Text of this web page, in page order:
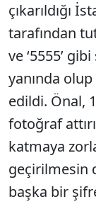
çıkarıldığı
tarafından
ve ‘5555’
yanında
edildi. Önal,
fotoğraf
katmaya
geçirilmesin
başka bir